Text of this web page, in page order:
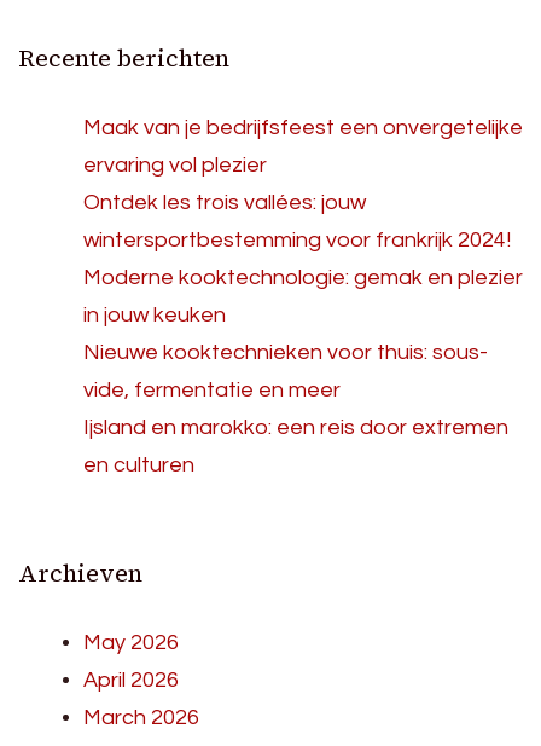
Recente berichten
Maak van je bedrijfsfeest een onvergetelijke
ervaring vol plezier
Ontdek les trois vallées: jouw
wintersportbestemming voor frankrijk 2024!
Moderne kooktechnologie: gemak en plezier
in jouw keuken
Nieuwe kooktechnieken voor thuis: sous-
vide, fermentatie en meer
Ijsland en marokko: een reis door extremen
en culturen
Archieven
May 2026
April 2026
March 2026